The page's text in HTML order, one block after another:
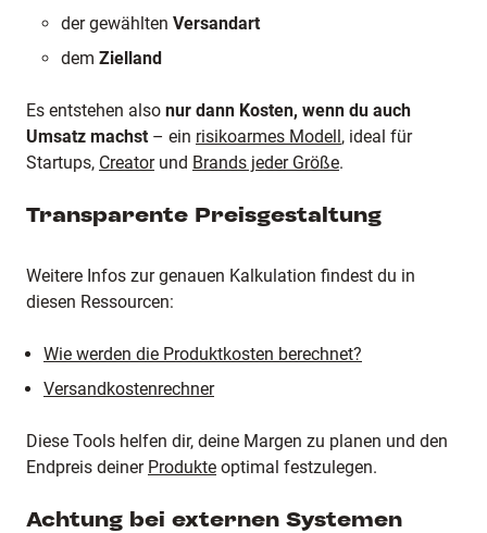
der gewählten Versandart
dem Zielland
Es entstehen also nur dann Kosten, wenn du auch
Umsatz machst – ein risikoarmes Modell, ideal für
Startups, Creatorund Brands jeder Größe.
Transparente Preisgestaltung
Weitere Infos zur genauen Kalkulation findest du in
diesen Ressourcen:
Wie werden die Produktkosten berechnet?
Versandkostenrechner
Diese Tools helfen dir, deine Margen zu planen und den
Endpreis deiner Produkte optimal festzulegen.
Achtung bei externen Systemen